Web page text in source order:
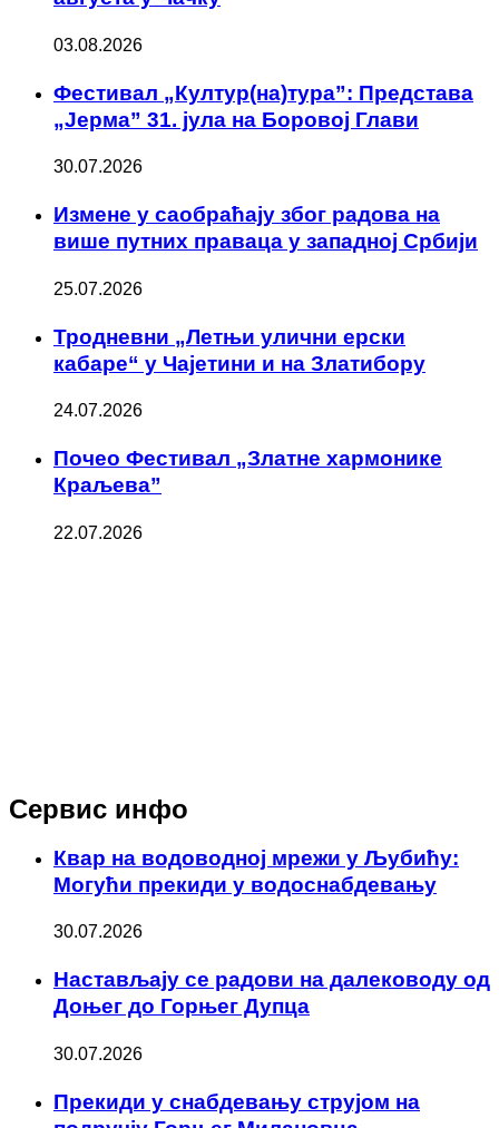
03.08.2026
Фестивал „Култур(на)тура”: Представа
„Јерма” 31. јула на Боровој Глави
30.07.2026
Измене у саобраћају због радова на
више путних праваца у западној Србији
25.07.2026
Тродневни „Летњи улични ерски
кабаре“ у Чајетини и на Златибору
24.07.2026
Почео Фестивал „Златне хармонике
Краљева”
22.07.2026
Сервис инфо
Квар на водоводној мрежи у Љубићу:
Могући прекиди у водоснабдевању
30.07.2026
Настављају се радови на далеководу од
Доњег до Горњег Дупца
30.07.2026
Прекиди у снабдевању струјом на